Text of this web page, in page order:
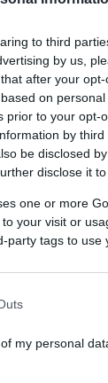
to third
by us,
after your
on
prior to your opt-
by third
be disclosed
disclose it
one or more
your visit or
party tags to
my personal